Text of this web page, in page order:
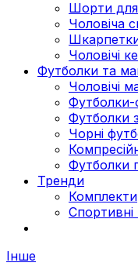
Шорти
Чоловіча
Чоловічі
Футболки та
Чоловічі
Футболки-
Футболки
Чорні
Футболки
Тренди
Комплекти
Інше